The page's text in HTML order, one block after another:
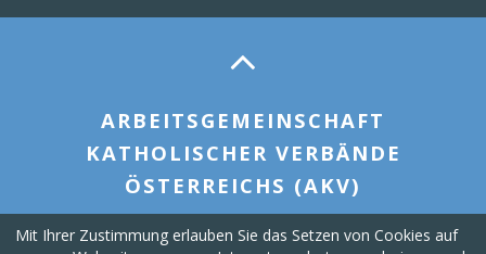
ARBEITSGEMEINSCHAFT
KATHOLISCHER VERBÄNDE
ÖSTERREICHS (AKV)
office@akv.or.at +43 1 516 11 Spiegelgasse 3, 1010
Mit Ihrer Zustimmung erlauben Sie das Setzen von Cookies auf